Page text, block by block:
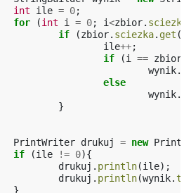
int
ile = 0;
for
(int i = 0; i<zbior. sciezka
if
(zbior. sciezka. get (
ile++;
if
(i == zbior
wynik.
else
wynik.
}
PrintWriter drukuj = new
if
(ile != 0){
drukuj . println(ile);
drukuj . println(wynik.
}